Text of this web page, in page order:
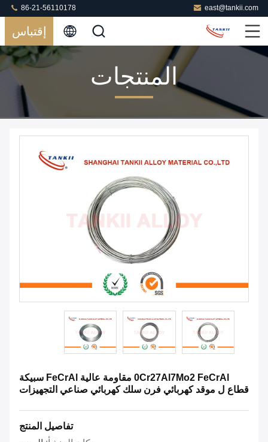
east@tankii.com
86-21-56110178
إقتباس
المنتجات
0Cr27Al7Mo2 FeCrAl مقاومة عالية FeCrAl سبيكة
قطاع ل موقد كهربائي فرن سلك كهربائي صناعي التجهيزات
تفاصيل المنتج